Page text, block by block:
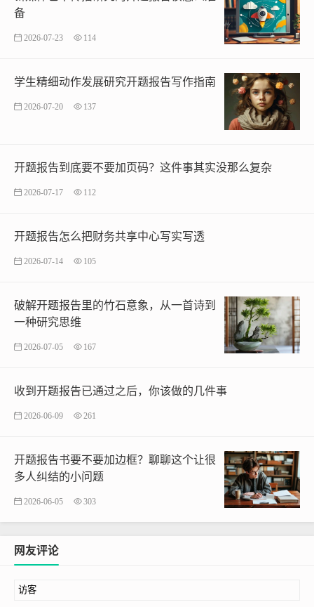
备
2026-07-23 114
学生精细动作发展研究开题报告写作指南
2026-07-20 137
开题报告到底要不要加页码？这件事其实没那么复杂
2026-07-17 112
开题报告怎么把财务共享中心写实写透
2026-07-14 105
破解开题报告里的竹石意象，从一首诗到
一种研究思维
2026-07-05 167
收到开题报告已通过之后，你该做的几件事
2026-06-09 261
开题报告书要不要加边框？聊聊这个让很
多人纠结的小问题
2026-06-05 303
网友评论